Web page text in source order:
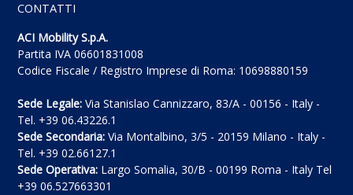
CONTATTI
ACI Mobility S.p.A.
Partita IVA 06601831008
Codice Fiscale / Registro Imprese di Roma: 10698880159
Sede Legale: Via Stanislao Cannizzaro, 83/A - 00156 - Italy -
Tel. +39 06.43226.1
Sede Secondaria: Via Montalbino, 3/5 - 20159 Milano - Italy -
Tel. +39 02.66127.1
Sede Operativa: Largo Somalia, 30/B - 00199 Roma - Italy Tel
+39 06.527663301